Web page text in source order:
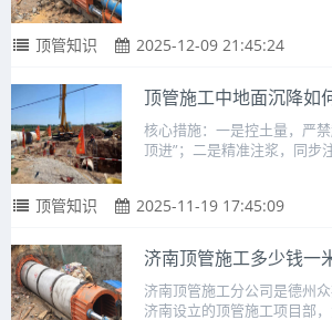
顶管知识 2025-12-09 21:45:24
顶管施工中地面沉降如
核心措施：一是控土量，严
顶进”；二是精准注浆，同步
顶管知识 2025-11-19 17:45:09
济南顶管施工多少钱一
济南顶管施工分公司是德州
济南设立的顶管施工项目部